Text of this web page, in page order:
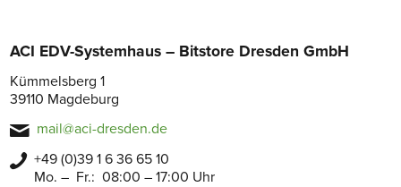
ACI EDV-Systemhaus – Bitstore Dresden GmbH
Kümmelsberg 1
39110 Magdeburg
mail@aci-dresden.de
+49 (0)39 1 6 36 65 10
Mo. – Fr.: 08:00 – 17:00 Uhr